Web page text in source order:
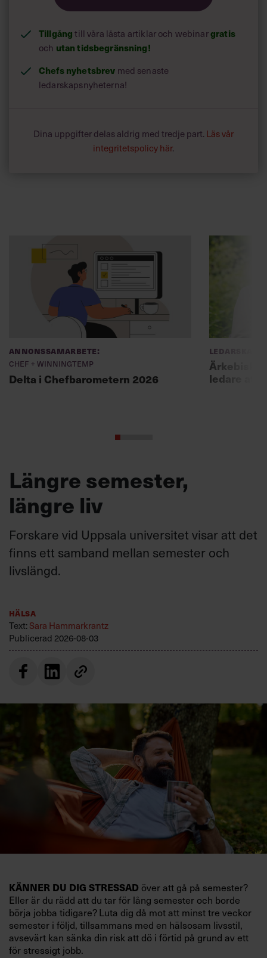
Tillgångtill våra låsta artiklar och webinargratis
och utan tidsbegränsning!
Chefs nyhetsbrev med senaste
ledarskapsnyheterna!
Dina uppgifter delas aldrig med tredje part. Läs vår
integritetspolicy här.
Annonssamarbete:
Chef + Winningtemp
Delta i Chefbarometern 2026
Ledarskap
ledare att
Längre semester,
längre liv
Forskare vid Uppsala universitet visar att det
finns ett samband mellan semester och
livslängd.
Hälsa
Text:Sara Hammarkrantz
Publicerad 2026-08-03
KÄNNER DU DIG STRESSAD över att gå på semester?
Eller är du rädd att du tar för lång semester och borde
börja jobba tidigare? Luta dig då mot att minst tre veckor
semester i följd, tillsammans med en hälsosam livsstil,
avsevärt kan sänka din risk att dö i förtid på grund av ett
för stressigt jobb.